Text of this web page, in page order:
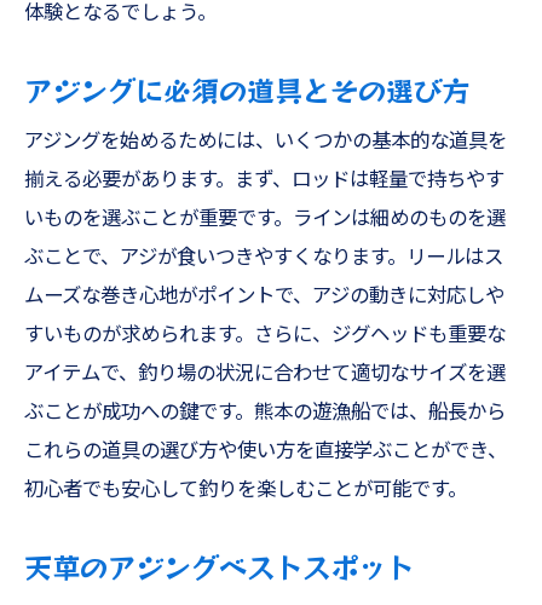
体験となるでしょう。
アジングに必須の道具とその選び方
アジングを始めるためには、いくつかの基本的な道具を
揃える必要があります。まず、ロッドは軽量で持ちやす
いものを選ぶことが重要です。ラインは細めのものを選
ぶことで、アジが食いつきやすくなります。リールはス
ムーズな巻き心地がポイントで、アジの動きに対応しや
すいものが求められます。さらに、ジグヘッドも重要な
アイテムで、釣り場の状況に合わせて適切なサイズを選
ぶことが成功への鍵です。熊本の遊漁船では、船長から
これらの道具の選び方や使い方を直接学ぶことができ、
初心者でも安心して釣りを楽しむことが可能です。
天草のアジングベストスポット